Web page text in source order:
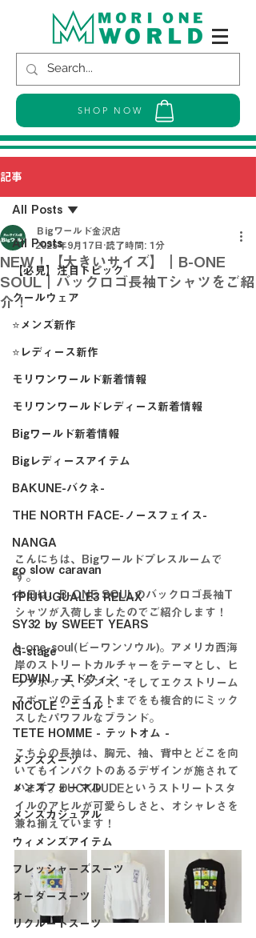
SHOP NOW
記事
All Posts
【必見】注目トピック
クールウェア
⭐メンズ新作
⭐レディース新作
モリワンワールド新着情報
モリワンワールドレディース新着情報
Bigワールド新着情報
Bigレディースアイテム
BAKUNE-バクネ-
THE NORTH FACE-ノースフェイス-
NANGA
go slow caravan
1PIU1UGUALE3 RELAX
SY32 by SWEET YEARS
G-stage
EDWIN - エドウィン -
NICOLE - ニコル -
TETE HOMME - テットオム -
メンズスーツ
メンズフォーマル
メンズカジュアル
ウィメンズアイテム
フレッシャーズスーツ
オーダースーツ
リクルートスーツ
All Posts
NEW！【大きいサイズ】｜B-ONE
SOUL｜バックロゴ長袖Tシャツをご紹
介！
Ｂigワールド金沢店
2025年9月17日 読了時間: 1分
こんにちは、Bigワールドプレスルームで
す。
本日は、B-ONE SOULのバックロゴ長袖T
シャツが入荷しましたのでご紹介します！
b-one-soul(ビーワンソウル)。アメリカ西海
岸のストリートカルチャーをテーマとし、ヒ
ップホップ、ダンス、そしてエクストリーム
スポーツのテイストまでをも複合的にミック
スしたパワフルなブランド。
こちらの長袖は、胸元、袖、背中とどこを向
いてもインパクトのあるデザインが施されて
います。DUCKDUDEというストリートスタ
イルのアヒルが可愛らしさと、オシャレさを
兼ね揃えています！